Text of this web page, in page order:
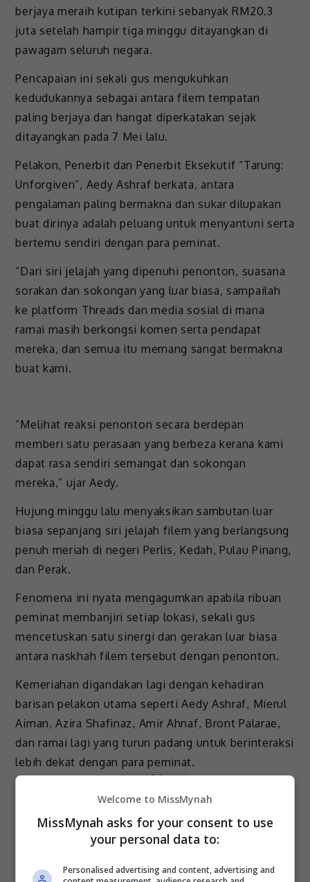
berjaya meraih kutipan terkini sebanyak RM20.3
juta setelah hampir tiga minggu ditayangkan di
pawagam seluruh negara.
Pencapaian ini sekali gus mengukuhkan
kedudukannya sebagai antara filem tempatan
paling berjaya dan hangat diperkatakan sejak
ditayangkan pada 7 Mei lalu.
Pelakon, Penerbit dan Penerbit Eksekutif “Tarung:
Unforgiven”, Aedy Ashraf berkata, antara
pengalaman paling bermakna dan sukar dilupakan
buat dirinya adalah peluang untuk menyantuni serta
bertemu sendiri dengan para peminat.
“Dari siri jelajah yang dipenuhi penonton, suasana
sorakan dan sokongan yang luar biasa, sampailah
ke platform Threads dan media sosial di mana
ramai masih berkongsi komen serta pendapat
mereka, dan semua itu memang sangat bermakna
buat kami.
“Melihat reaksi penonton secara berdepan
memberi satu perasaan yang berbeza kerana kami
dapat rasa sendiri semangat dan sokongan
mereka,” ujar Aedy.
Hujung minggu lalu menyaksikan sambutan luar
biasa sepanjang siri jelajah filem yang berlangsung
penuh meriah di negeri Perlis, Kedah, Pulau Pinang,
dan Perak.
Fenomena ini nyata mengagumkan apabila ribuan
peminat membanjiri setiap lokasi, sekali gus
mencetuskan satu sinergi dan gerakan luar biasa
antara naskhah filem tersebut dengan penonton.
Kemeriahan digandakan lagi dengan kehadiran
barisan pelakon utama seperti Aedy Ashraf, Mierul
Aiman, Azira Shafinaz, Amir Ahnaf, Bront Palarae,
dan ramai lagi yang turun padang untuk berinteraksi
lebih dekat dengan para peminat.
Welcome to MissMynah
MissMynah asks for your consent to use
your personal data to:
Personalised advertising and content, advertising and